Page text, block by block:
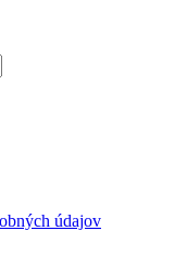
údajov